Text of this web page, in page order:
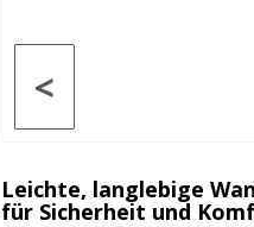
<
Leichte, langlebige
für Sicherheit und